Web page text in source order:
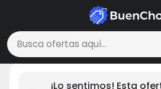
Buscar ofertas
Tecnología y ElectrónicaSTAEDTLER
¡Lo sentimos! Esta